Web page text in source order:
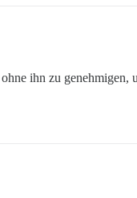
ihn zu genehmigen,